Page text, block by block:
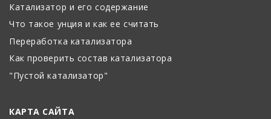
Катализатор и его содержание
Что такое унция и как ее считать
Переработка катализатора
Как проверить состав катализатора
"Пустой катализатор"
КАРТА САЙТА